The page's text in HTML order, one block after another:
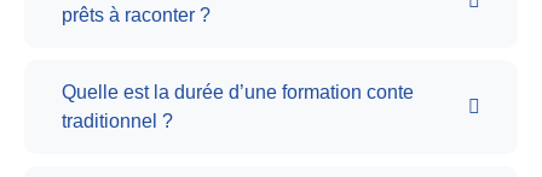
prêts à raconter ?
Quelle est la durée d’une formation conte
traditionnel ?